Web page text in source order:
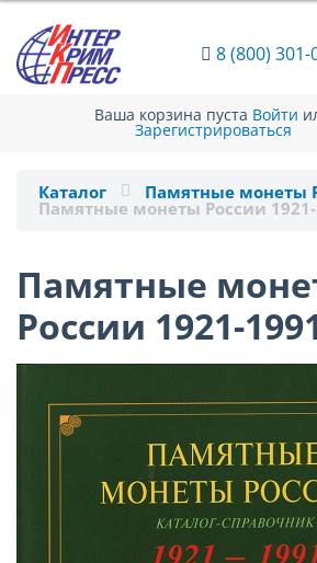
8 (800) 301-
Ваша корзина пуста Войти
Зарегистрироваться
Каталог Памятные монеты
Памятные монеты России 1921-
Памятные
России 1921-